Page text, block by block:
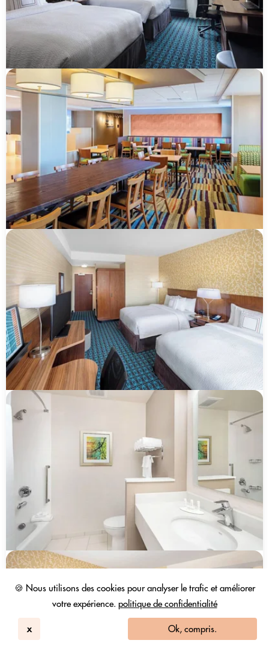
🍪 Nous utilisons des cookies pour analyser le trafic et améliorer
votre expérience. politique de confidentialité
x Ok, compris.